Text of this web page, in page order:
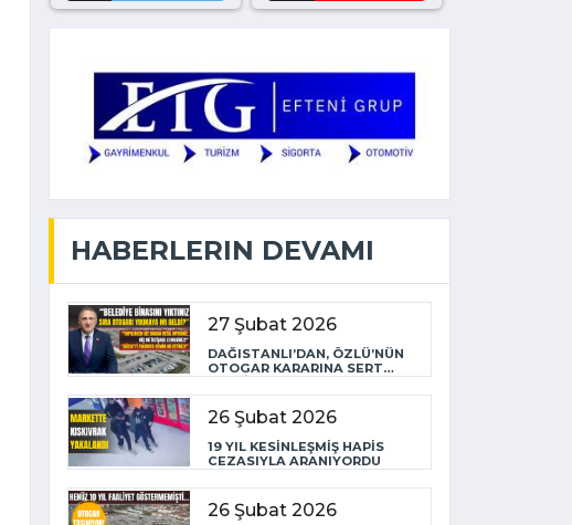
HABERLERIN DEVAMI
27 Şubat 2026
DAĞISTANLI’DAN, ÖZLÜ’NÜN
OTOGAR KARARINA SERT
TEPKİ
26 Şubat 2026
19 YIL KESİNLEŞMİŞ HAPİS
CEZASIYLA ARANIYORDU
26 Şubat 2026